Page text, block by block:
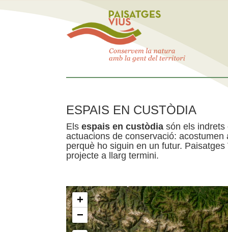
ESPAIS EN CUSTÒDIA
Els espais en custòdia són els indrets
actuacions de conservació:
perquè ho siguin en un futur.
projecte a llarg termini.
+
−